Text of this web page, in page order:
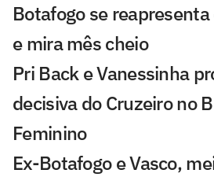
Botafogo se
e mira mês cheio
Pri Back e Vanessinha
decisiva do Cruzeiro no
Feminino
Ex-Botafogo e Vasco,